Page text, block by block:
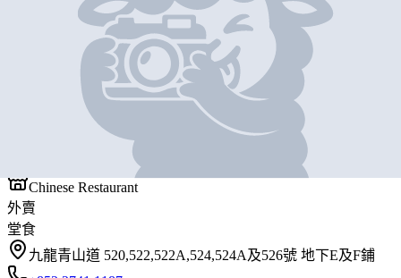
一聚小廚
Chinese Restaurant
外賣
堂食
九龍青山道 520,522,522A,524,524A及526號 地下E及F鋪